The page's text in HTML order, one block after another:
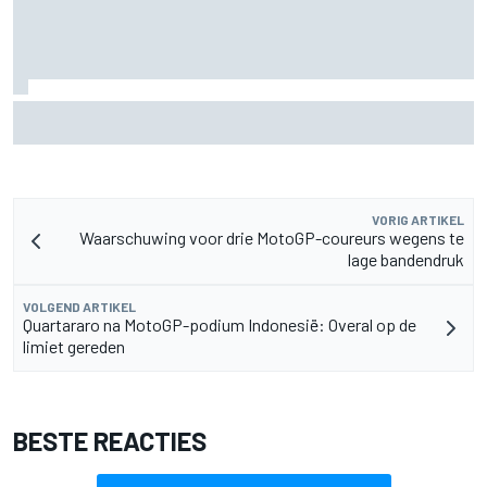
VORIG ARTIKEL
Waarschuwing voor drie MotoGP-coureurs wegens te
lage bandendruk
VOLGEND ARTIKEL
Quartararo na MotoGP-podium Indonesië: Overal op de
limiet gereden
BESTE REACTIES